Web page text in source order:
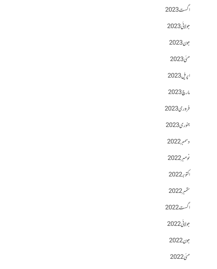
اگست 2023
جولائی 2023
جون 2023
مئی 2023
اپریل 2023
مارچ 2023
فروری 2023
جنوری 2023
دسمبر 2022
نومبر 2022
اکتوبر 2022
ستمبر 2022
اگست 2022
جولائی 2022
جون 2022
مئی 2022